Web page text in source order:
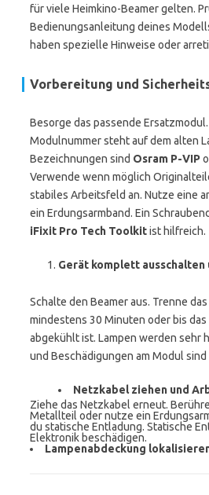
für viele Heimkino-Beamer gelten.
Bedienungsanleitung deines
haben spezielle Hinweise oder
Vorbereitung und
Besorge das passende
Modulnummer steht auf dem alten
Bezeichnungen sind Osram P-VIP
Verwende wenn möglich
stabiles Arbeitsfeld an. Nutze eine
ein Erdungsarmband. Ein
iFixit Pro Tech Toolkitist hilfreich.
Gerät komplett ausschalten
Schalte den Beamer aus. Trenne
mindestens 30 Minuten oder bis
abgekühlt ist. Lampen werden sehr
und Beschädigungen am Modul
Netzkabel ziehen und
Ziehe das Netzkabel erneut.
Metallteil oder nutze ein
du statische Entladung. Statische
Elektronik beschädigen.
Lampenabdeckung